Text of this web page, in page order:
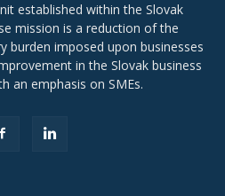
established within the Slovak
mission is a reduction of the
burden imposed upon businesses
in the Slovak business
an emphasis on SMEs.